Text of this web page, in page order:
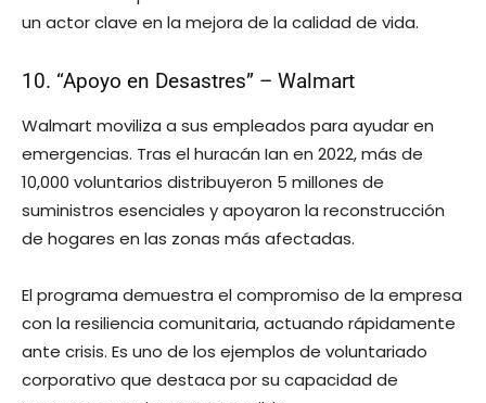
un actor clave en la mejora de la calidad de vida.
10. “Apoyo en Desastres” – Walmart
Walmart moviliza a sus empleados para ayudar en
emergencias. Tras el huracán Ian en 2022, más de
10,000 voluntarios distribuyeron 5 millones de
suministros esenciales y apoyaron la reconstrucción
de hogares en las zonas más afectadas.
El programa demuestra el compromiso de la empresa
con la resiliencia comunitaria, actuando rápidamente
ante crisis. Es uno de los ejemplos de voluntariado
corporativo que destaca por su capacidad de